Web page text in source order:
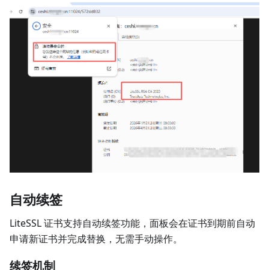
自动续签
LiteSSL 证书支持自动续签功能，面板会在证书到期前自动
申请新证书并完成替换，无需手动操作。
续签机制